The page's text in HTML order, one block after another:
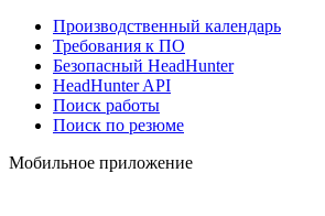
Производственный календарь
Требования к ПО
Безопасный HeadHunter
HeadHunter API
Поиск работы
Поиск по резюме
Мобильное приложение